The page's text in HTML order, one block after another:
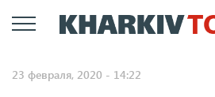
к
23 февраля, 2020 - 14:22